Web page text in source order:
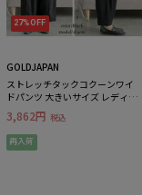
27%OFF
GOLDJAPAN
ストレッチタックコクーンワイ
ドパンツ 大きいサイズ レディー
3,862円 税込
再入荷